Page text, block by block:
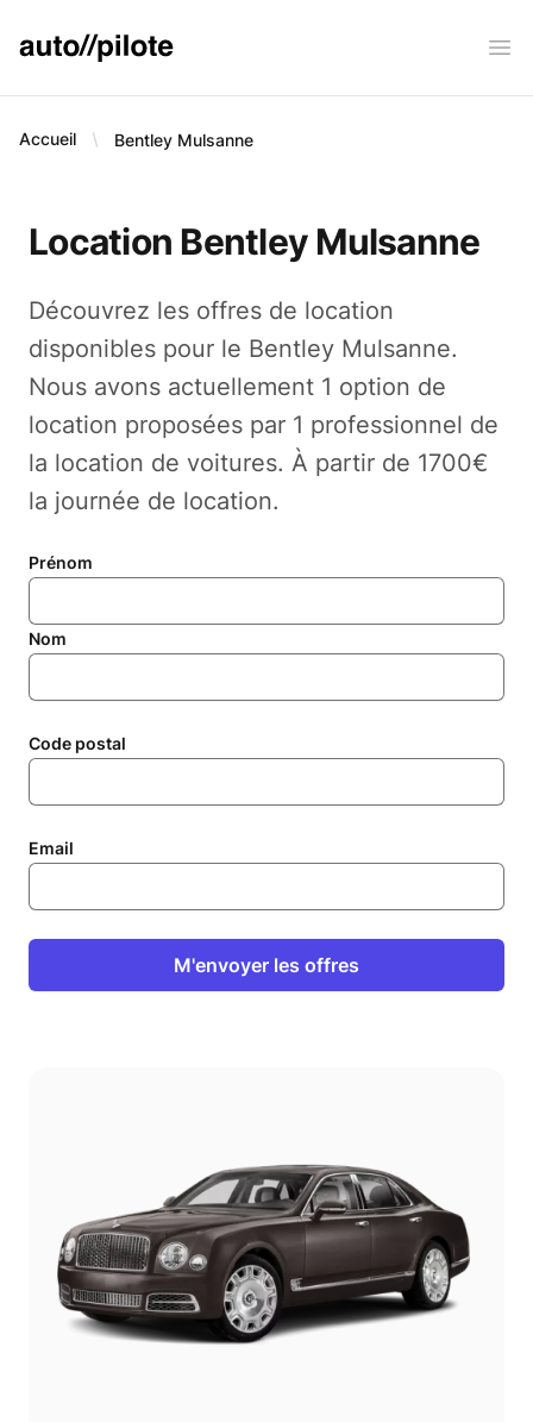
AUTO PILOTE
Accueil Bentley Mulsanne
Location Bentley Mulsanne
Découvrez les offres de location
disponibles pour le Bentley Mulsanne.
Nous avons actuellement 1 option de
location proposées par 1 professionnel de
la location de voitures. À partir de 1700€
la journée de location.
Prénom
Nom
Code postal
Email
M'envoyer les offres